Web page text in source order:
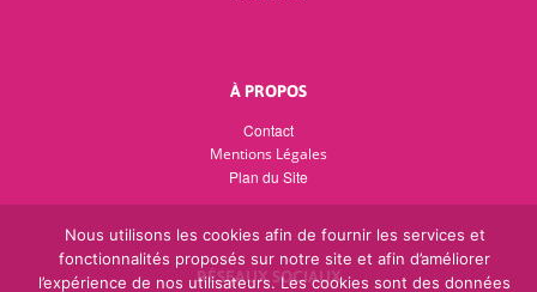
À PROPOS
Contact
Mentions Légales
Plan du Site
RÉSEAUX SOCIAUX
Nous utilisons les cookies afin de fournir les services et
fonctionnalités proposés sur notre site et afin d’améliorer
l’expérience de nos utilisateurs. Les cookies sont des données